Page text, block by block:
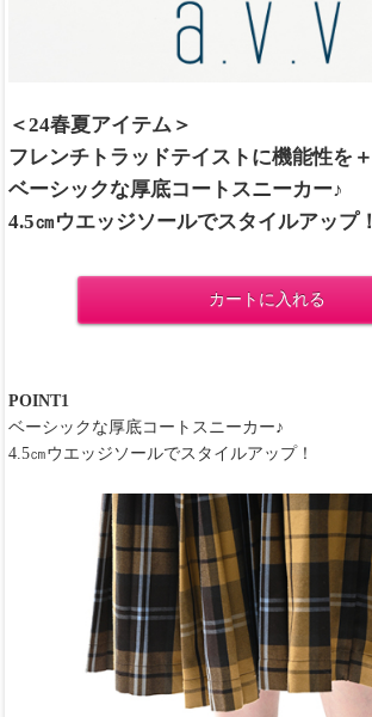
＜24春夏アイテム＞
フレンチトラッドテイストに機能性を＋
ベーシックな厚底コートスニーカー♪
4.5㎝ウエッジソールでスタイルアップ！
カートに入れる
POINT1
ベーシックな厚底コートスニーカー♪
4.5㎝ウエッジソールでスタイルアップ！